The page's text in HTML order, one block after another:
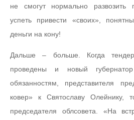
не смогут нормально
успеть привести «своих»,
деньги на кону!
Дальше – больше. Когда
проведены и новый
обязанностям, представителя
ковер» к Святославу Олейнику,
председателя облсовета. «На